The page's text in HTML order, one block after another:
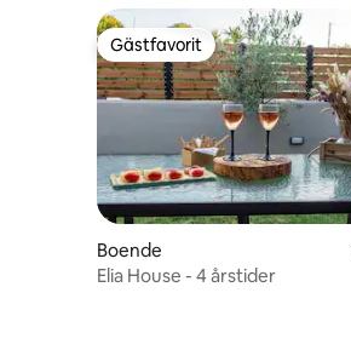
Gästfavorit
Gästfavorit
Boende
Elia House - 4 årstider